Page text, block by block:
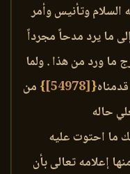
السلام وتأنيس وأمر
ما يرد مدحاً مجرداً
ما ورد من هذا . ولما
{
[54978]
} من
حاله
ما احتوت عليه
إعلامه تعالى بأن